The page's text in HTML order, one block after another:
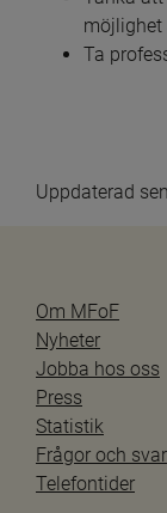
möjlighet
Ta
Uppdaterad
Om MFoF
Nyheter
Jobba hos oss
Press
Statistik
Frågor och svar
Telefontider